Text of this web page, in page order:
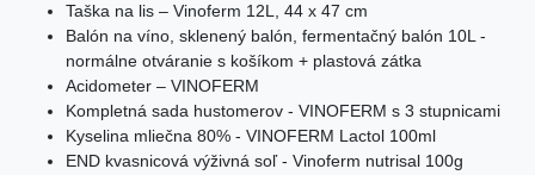
Taška na lis – Vinoferm 12L, 44 x 47 cm
Balón na víno, sklenený balón, fermentačný balón 10L -
normálne otváranie s košíkom + plastová zátka
Acidometer – VINOFERM
Kompletná sada hustomerov - VINOFERM s 3 stupnicami
Kyselina mliečna 80% - VINOFERM Lactol 100ml
END kvasnicová výživná soľ - Vinoferm nutrisal 100g